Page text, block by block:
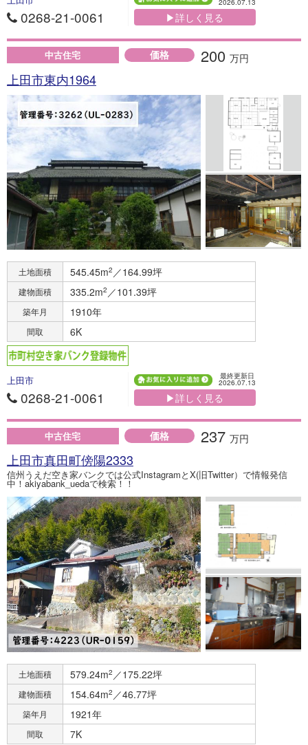
0268-21-0061 ▶詳しく見る
中古住宅 価格 200 万円
上田市東内1964
土地面積 545.45m2 ／164.99坪
建物面積 335.2m2 ／101.39坪
築年月 1910年
間取 6K
上田市
0268-21-0061
最終更新日
2026.07.13
▶詳しく見る
中古住宅 価格 237 万円
上田市真田町傍陽2333
信州うえだ空き家バンクでは公式InstagramとX(旧Twitter）で情報発信
中！akiyabank_uedaで検索！！
土地面積 579.24m2 ／175.22坪
建物面積 154.64m2 ／46.77坪
築年月 1921年
間取 7K